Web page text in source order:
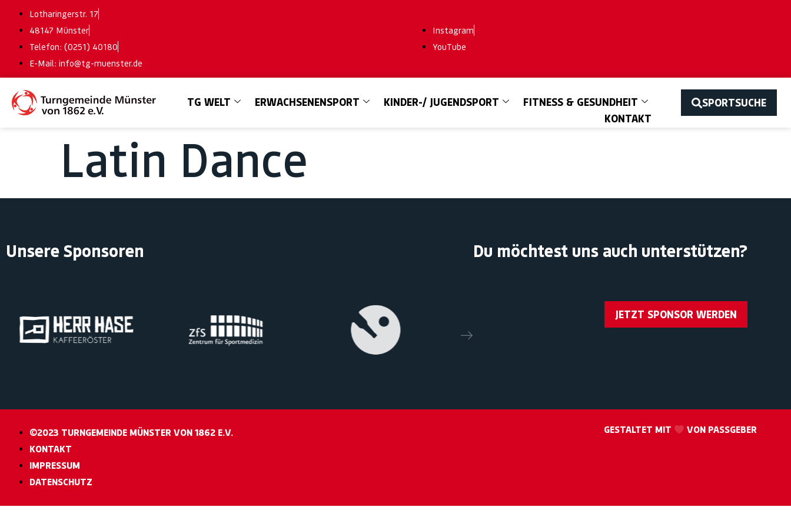
Lotharingerstr. 17
48147 Münster
Telefon: (0251) 40180
E-Mail: info@tg-muenster.de
Instagram
YouTube
TG WELT ERWACHSENENSPORT KINDER-/ JUGENDSPORT
FITNESS & GESUNDHEIT
KONTAKT
SPORTSUCHE
Latin Dance
Unsere Sponsoren Du möchtest uns auch unterstützen?
JETZT SPONSOR WERDEN
©2023 TURNGEMEINDE MÜNSTER VON 1862 E.V.
KONTAKT
IMPRESSUM
DATENSCHUTZ
GESTALTET MIT VON PASSGEBER